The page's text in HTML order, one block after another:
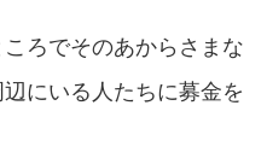
ろでそのあからさまな
にいる人たちに募金を